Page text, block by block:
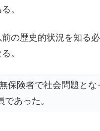
。
の歴史的状況を知る必
。
保険者で社会問題と
あった。